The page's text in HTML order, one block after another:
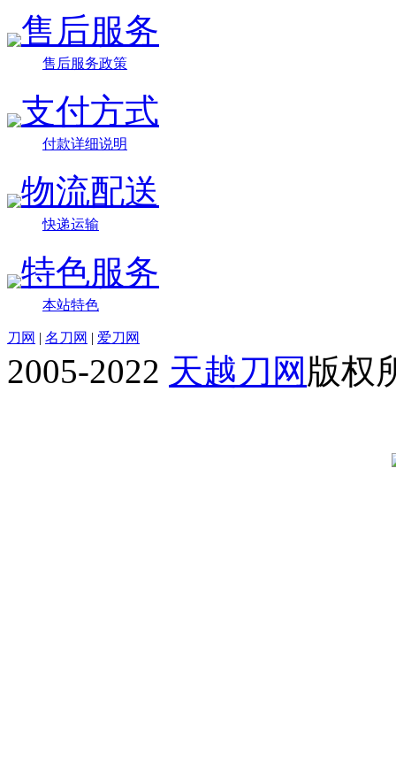
售后服务
售后服务政策
支付方式
付款详细说明
物流配送
快递运输
特色服务
本站特色
刀网 | 名刀网 | 爱刀网
2005-2022 天越刀网 版权